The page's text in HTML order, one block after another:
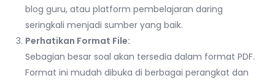
blog guru, atau platform pembelajaran daring
seringkali menjadi sumber yang baik.
Perhatikan Format File:
Sebagian besar soal akan tersedia dalam format PDF.
Format ini mudah dibuka di berbagai perangkat dan